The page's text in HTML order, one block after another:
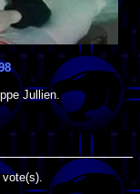
Jullien
vote(s).